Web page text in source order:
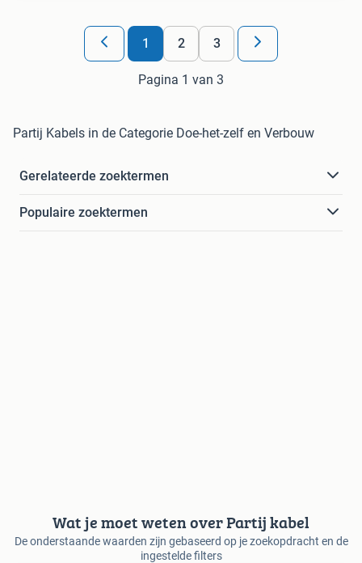
1 2 3
Pagina 1 van 3
Partij Kabels in de Categorie Doe-het-zelf en Verbouw
Gerelateerde zoektermen
Populaire zoektermen
Wat je moet weten over Partij kabel
De onderstaande waarden zijn gebaseerd op je zoekopdracht en de
ingestelde filters